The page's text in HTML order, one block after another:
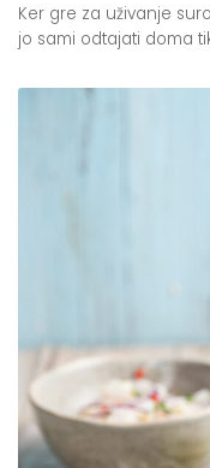
Ker gre za uživanje
jo sami odtajati doma